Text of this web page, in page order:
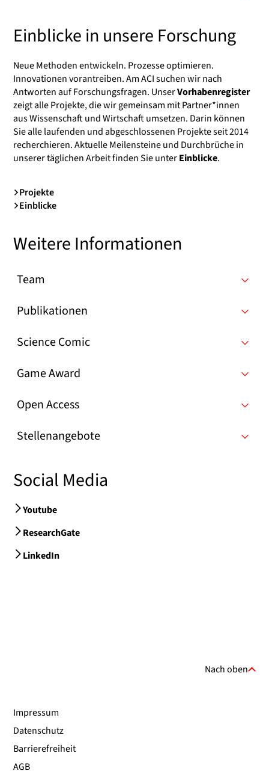
Einblicke in unsere Forschung
Neue Methoden entwickeln. Prozesse optimieren.
Innovationen vorantreiben. Am ACI suchen wir nach
Antworten auf Forschungsfragen. UnserVorhabenregister
zeigt alle Projekte, die wir gemeinsam mit Partner*innen
aus Wissenschaft und Wirtschaft umsetzen. Darin können
Sie alle laufenden und abgeschlossenen Projekte seit 2014
recherchieren. Aktuelle Meilensteine und Durchbrüche in
unserer täglichen Arbeit finden Sie unterEinblicke.
Projekte
Einblicke
Weitere Informationen
Team
Publikationen
Science Comic
Game Award
Open Access
Stellenangebote
Social Media
Youtube
ResearchGate
LinkedIn
Nach oben
Impressum
Datenschutz
Barrierefreiheit
AGB